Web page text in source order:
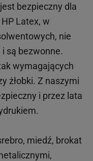
bezpieczny dla
Latex, w
, nie
są bezwonne.
wymagających
żłobki. Z naszymi
i przez lata
miedź, brokat